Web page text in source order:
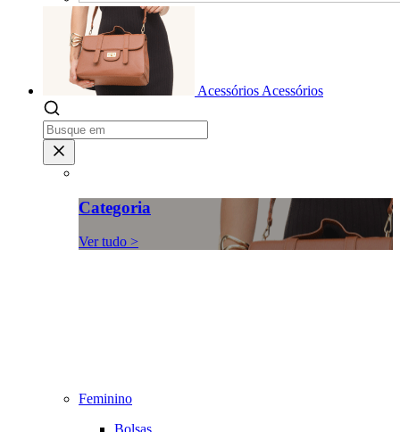
Acessórios Acessórios
Categoria
Ver tudo >
Feminino
Bolsas